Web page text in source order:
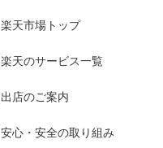
楽天市場トップ
楽天のサービス一覧
出店のご案内
安心・安全の取り組み